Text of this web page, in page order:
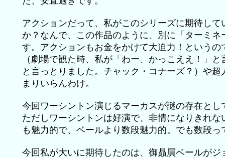
アクションだって、私がこのシリーズに期待し
か？なんで、この作品のように、別に「ターミ
す。アクションもお金をかけて大迫力！という
（劇場で観た時、私が「わー、かっこええ！」
と言っとりました。チャック・コナーズ？）や
まりいらんわけ。
今回ワーシントン演じるマーカスが謎の存在と
ただしワーシントンは好演で、非情になりきれ
も魅力的で、ベールより数段魅力的。でも数段っ
今回私が大いに期待したのは、御贔屓ベールが